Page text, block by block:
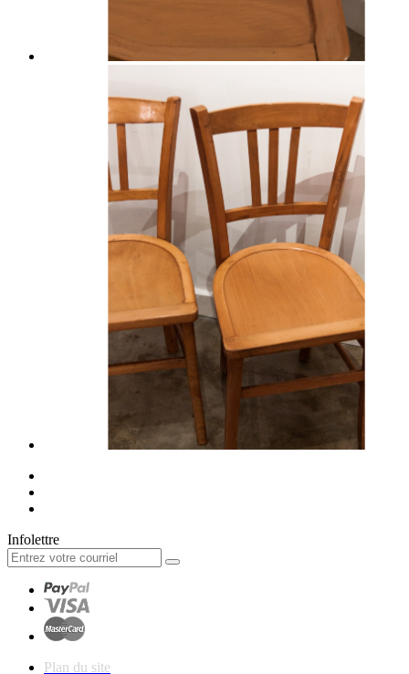
Infolettre
Plan du site